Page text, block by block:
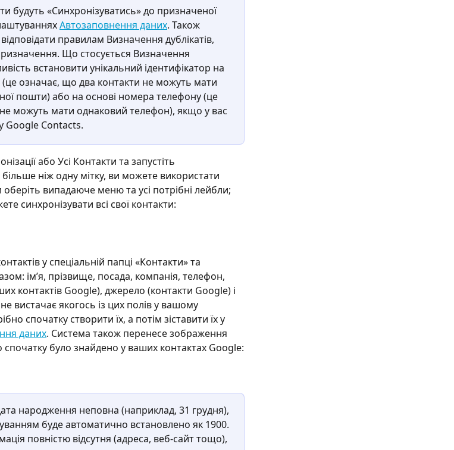
будуть «Синхронізуватись» до призначеної
Автозаповнення даних. Також
правилам Визначення дублікатів,
Що стосується Визначення
встановити унікальний ідентифікатор на
означає, що два контакти не можуть мати
пошти) або на основі номера телефону (це
можуть мати однаковий телефон), якщо у вас
Google Contacts.
або Усі Контакти та запустіть
ніж одну мітку, ви можете використати
випадаюче меню та усі потрібні лейбли;
синхронізувати всі свої контакти:
у спеціальній папці «Контакти» та
ім’я, прізвище, посада, компанія, телефон,
контактів Google), джерело (контакти Google) і
вистачає якогось із цих полів у вашому
спочатку створити їх, а потім зіставити їх у
даних. Система також перенесе зображення
було знайдено у ваших контактах Google:
народження неповна (наприклад, 31 грудня),
буде автоматично встановлено як 1900.
повністю відсутня (адреса, веб-сайт тощо),